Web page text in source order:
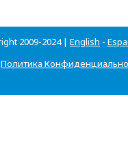
2009-2024 | English -
Политика